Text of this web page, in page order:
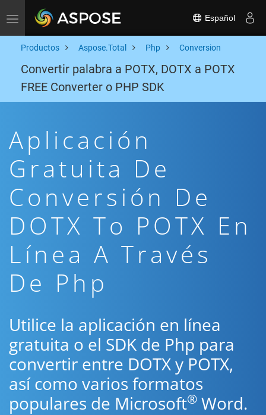
Toggle navigation Español
Productos Aspose.Total Php Conversion
Convertir palabra a POTX, DOTX a POTX
FREE Converter o PHP SDK
Aplicación
Gratuita De
Conversión De
DOTX To POTX En
Línea A Través
De Php
Utilice la aplicación en línea
gratuita o el SDK de Php para
convertir entre DOTX y POTX,
así como varios formatos
populares de Microsoft® Word.